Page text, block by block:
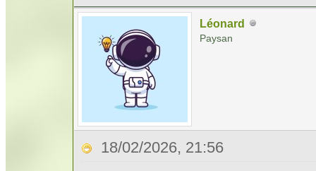
Léonard
Paysan
18/02/2026, 21:56